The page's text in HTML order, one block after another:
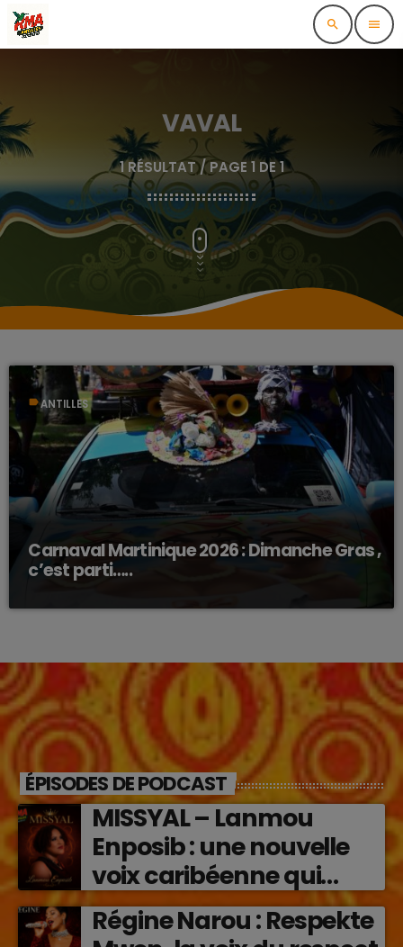
search menu
VAVAL
1 RÉSULTAT / PAGE 1 DE 1
labelANTILLES
Carnaval Martinique 2026 : Dimanche Gras ,
c’est parti…..
ÉPISODES DE PODCAST
MISSYAL – Lanmou
Enposib : une nouvelle
voix caribéenne qui
transforme les émotions
en musique (2026)
Régine Narou : Respekte